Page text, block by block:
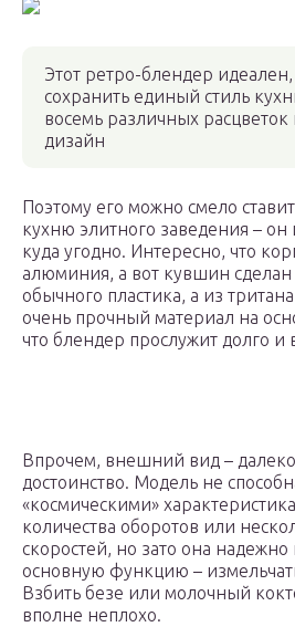
Этот ретро-блендер
сохранить единый стиль
восемь различных
дизайн
Поэтому его можно смело
кухню элитного заведения –
куда угодно. Интересно, что
алюминия, а вот кувшин сделан
обычного пластика, а из
очень прочный материал на
что блендер прослужит долго и
Впрочем, внешний вид –
достоинство. Модель не
«космическими»
количества оборотов или
скоростей, но зато она
основную функцию –
Взбить безе или молочный
вполне неплохо.